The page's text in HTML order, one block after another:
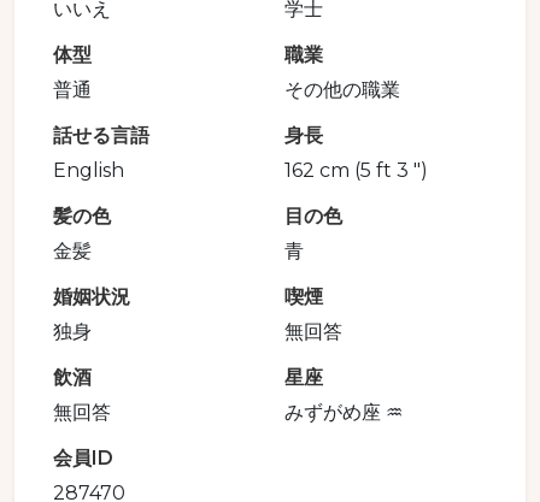
いいえ
学士
体型
普通
職業
その他の職業
話せる言語
English
身長
162 cm (5 ft 3 ")
髪の色
金髪
目の色
青
婚姻状況
独身
喫煙
無回答
飲酒
無回答
星座
みずがめ座 ♒️
会員ID
287470